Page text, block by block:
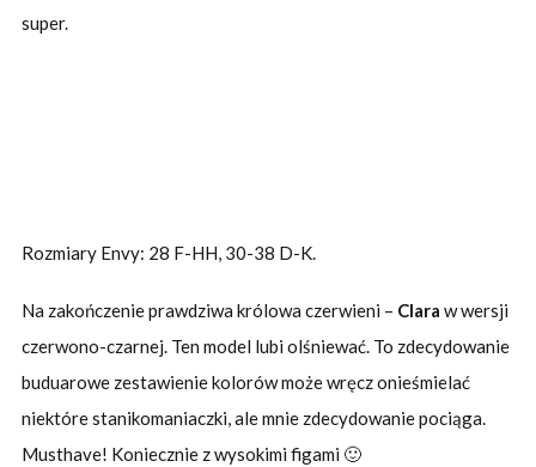
super.
Rozmiary Envy: 28 F-HH, 30-38 D-K.
Na zakończenie prawdziwa królowa czerwieni – Clara w wersji
czerwono-czarnej. Ten model lubi olśniewać. To zdecydowanie
buduarowe zestawienie kolorów może wręcz onieśmielać
niektóre stanikomaniaczki, ale mnie zdecydowanie pociąga.
Musthave! Koniecznie z wysokimi figami 🙂